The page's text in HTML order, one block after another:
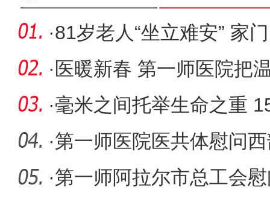
·81岁老人“坐立难安” 家
险患者
· 医暖新春 第一师医院把
·毫米之间托举生命之重
子背后的
·第一师医院医共体慰问
·第一师阿拉尔市总工会